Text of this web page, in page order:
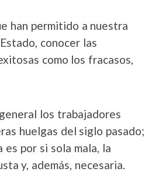
han permitido a nuestra
conocer las
como los fracasos,
los trabajadores
huelgas del siglo pasado;
por si sola mala, la
y, además, necesaria.